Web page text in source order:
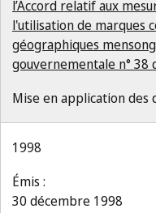
l’Accord relatif aux
l'utilisation de marques
géographiques
gouvernementale n° 38
Mise en application des
1998
Émis :
30 décembre 1998